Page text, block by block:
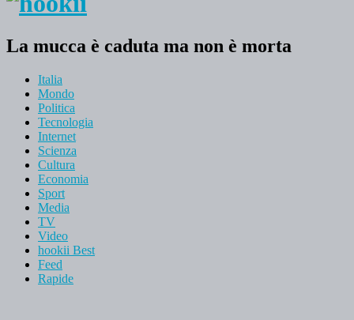
La mucca è caduta ma non è morta
Italia
Mondo
Politica
Tecnologia
Internet
Scienza
Cultura
Economia
Sport
Media
TV
Video
hookii Best
Feed
Rapide